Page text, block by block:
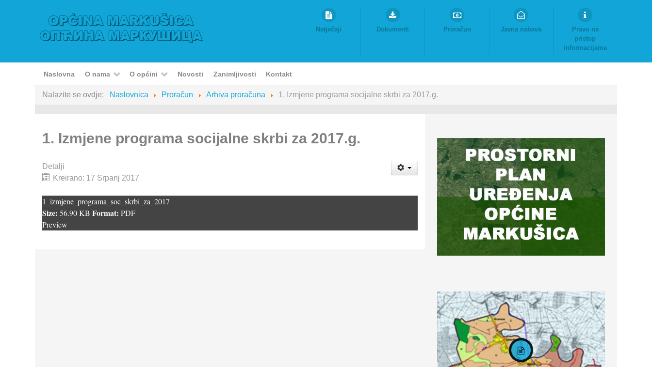
Natječaji Dokumenti Proračun Javna nabava
Pravo na
pristup
informacijama
Naslovna O nama O općini Novosti Zanimljivosti Kontakt
Nalazite se ovdje: Naslovnica Proračun Arhiva proračuna 1. Izmjene programa socijalne skrbi za 2017.g.
1. Izmjene programa socijalne skrbi za 2017.g.
Detalji
Kreirano: 17 Srpanj 2017
1_izmjene_programa_soc_skrbi_za_2017
Size: 56.90 KB Format: PDF
Preview